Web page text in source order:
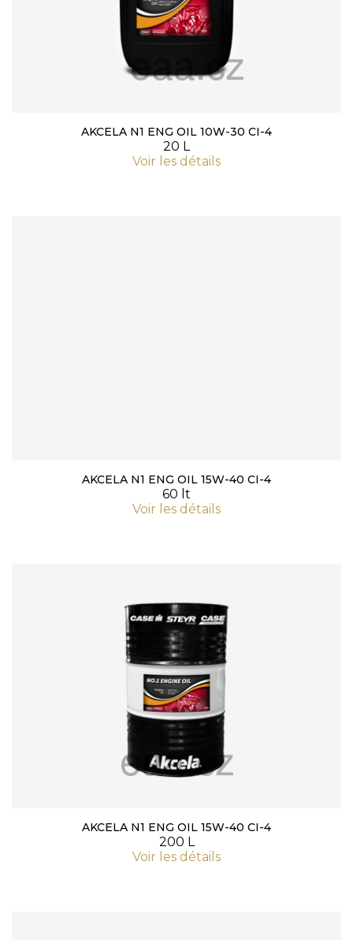
AKCELA N1 ENG OIL 10W-30 CI-4
20 L
Voir les détails
AKCELA N1 ENG OIL 15W-40 CI-4
60 lt
Voir les détails
AKCELA N1 ENG OIL 15W-40 CI-4
200 L
Voir les détails